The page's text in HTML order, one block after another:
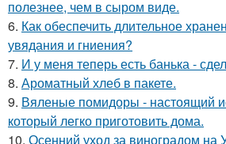
полезнее, чем в сыром виде.
6. Как обеспечить длительное
увядания и гниения?
7. И у меня теперь есть банька -
8. Ароматный хлеб в пакете.
9. Вяленые помидоры - настоящий
который легко приготовить дома.
10. Осенний уход за виноградом на